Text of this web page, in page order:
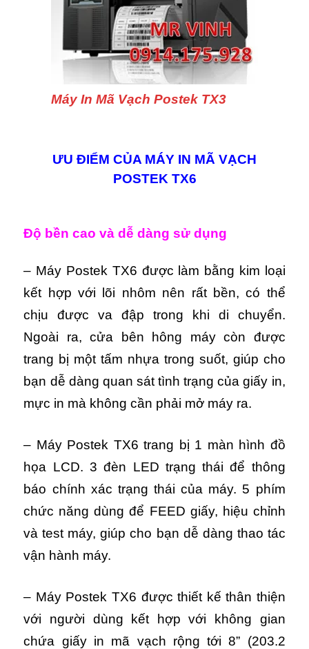
Máy In Mã Vạch Postek TX3
ƯU ĐIỂM CỦA MÁY IN MÃ VẠCH
POSTEK TX6
Độ bền cao và dễ dàng sử dụng
– Máy Postek TX6 được làm bằng kim loại
kết hợp với lõi nhôm nên rất bền, có thể
chịu được va đập trong khi di chuyển.
Ngoài ra, cửa bên hông máy còn được
trang bị một tấm nhựa trong suốt, giúp cho
bạn dễ dàng quan sát tình trạng của giấy in,
mực in mà không cần phải mở máy ra.
– Máy Postek TX6 trang bị 1 màn hình đồ
họa LCD. 3 đèn LED trạng thái để thông
báo chính xác trạng thái của máy. 5 phím
chức năng dùng để FEED giấy, hiệu chỉnh
và test máy, giúp cho bạn dễ dàng thao tác
vận hành máy.
– Máy Postek TX6 được thiết kế thân thiện
với người dùng kết hợp với không gian
chứa giấy in mã vạch rộng tới 8” (203.2